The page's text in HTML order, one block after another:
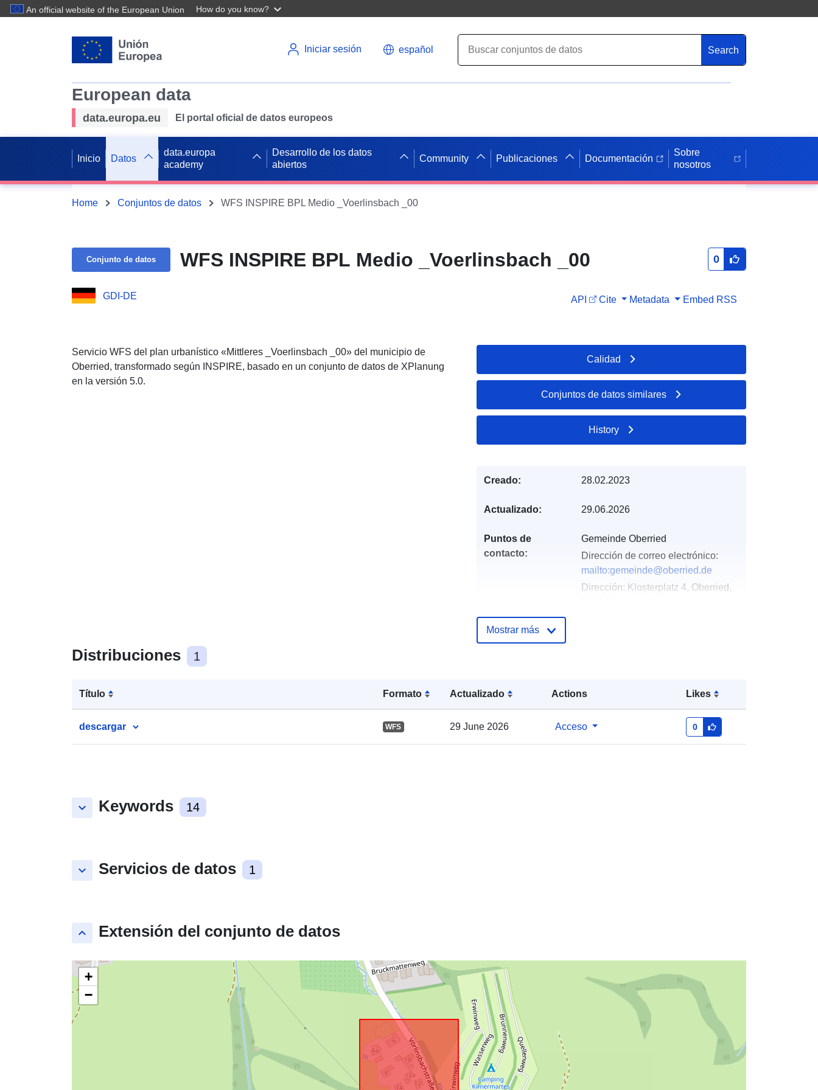
An official website of the European Union How do you know?
Iniciar sesión español Search
European data
data.europa.eu El portal oficial de datos europeos
Inicio Datos
data.europa
academy
Desarrollo de los datos
abiertos
Community Publicaciones Documentación
Sobre
nosotros
Home Conjuntos de datos WFS INSPIRE BPL Medio _Voerlinsbach _00
Conjunto de datos WFS INSPIRE BPL Medio _Voerlinsbach _00 0
GDI-DE API Cite Metadata Embed RSS
Servicio WFS del plan urbanístico «Mittleres _Voerlinsbach _00» del municipio de
Oberried, transformado según INSPIRE, basado en un conjunto de datos de XPlanung
en la versión 5.0.
Distribuciones 1
Título Formato Actualizado Actions Likes
descargar WFS 29 June 2026 Acceso 0
keyboard_arrow_down Keywords 14
keyboard_arrow_down Servicios de datos 1
keyboard_arrow_up Extensión del conjunto de datos
+
−
Calidad
Conjuntos de datos similares
History
Creado: 28.02.2023
Actualizado: 29.06.2026
Puntos de
contacto:
Gemeinde Oberried
Dirección de correo electrónico:
mailto:gemeinde@oberried.de
Dirección: Klosterplatz 4, Oberried,
August 2026
Espacial: Coordenadas:
47.9314548 ], [ 7.9588896,
Mostrar más